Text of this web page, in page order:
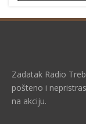
Zadatak Radio
pošteno i
na akciju.